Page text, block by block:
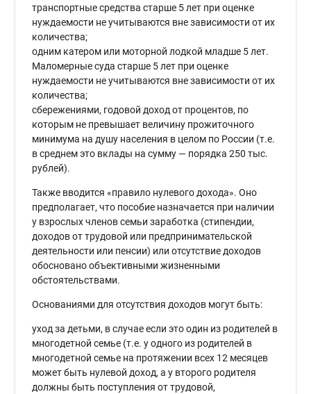
транспортные средства старше 5 лет при оценке
нуждаемости не учитываются вне зависимости от их
количества;
одним катером или моторной лодкой младше 5 лет.
Маломерные суда старше 5 лет при оценке
нуждаемости не учитываются вне зависимости от их
количества;
сбережениями, годовой доход от процентов, по
которым не превышает величину прожиточного
минимума на душу населения в целом по России (т.е.
в среднем это вклады на сумму — порядка 250 тыс.
рублей).
Также вводится «правило нулевого дохода». Оно
предполагает, что пособие назначается при наличии
у взрослых членов семьи заработка (стипендии,
доходов от трудовой или предпринимательской
деятельности или пенсии) или отсутствие доходов
обосновано объективными жизненными
обстоятельствами.
Основаниями для отсутствия доходов могут быть:
уход за детьми, в случае если это один из родителей в
многодетной семье (т.е. у одного из родителей в
многодетной семье на протяжении всех 12 месяцев
может быть нулевой доход, а у второго родителя
должны быть поступления от трудовой,